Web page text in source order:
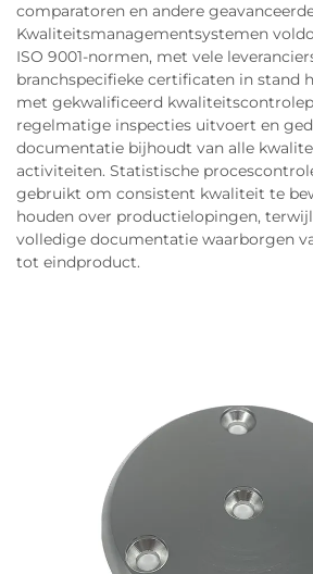
comparatoren en andere
Kwaliteitsmanagementsystemen
ISO 9001-normen, met vele
branchspecifieke certificaten in stand
met gekwalificeerd
regelmatige inspecties uitvoert en
documentatie bijhoudt van alle
activiteiten. Statistische
gebruikt om consistent kwaliteit te
houden over productielopingen,
volledige documentatie waarborgen
tot eindproduct.